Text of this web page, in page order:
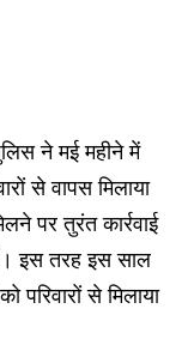
ने मई महीने में
से वापस मिलाया
पर तुरंत कार्रवाई
इस तरह इस साल
से मिलाया